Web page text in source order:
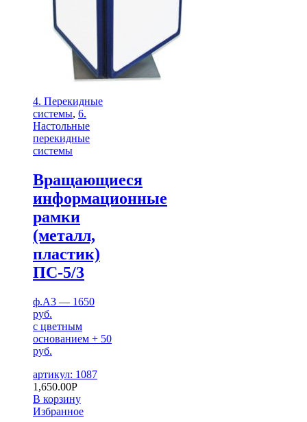
4. Перекидные
системы, 6.
Настольные
перекидные
системы
Вращающиеся
информационные
рамки
(металл,
пластик)
ПС-5/3
ф.А3 — 1650
руб.
с цветным
основанием + 50
руб.
артикул: 1087
1,650.00Р
В корзину
Избранное